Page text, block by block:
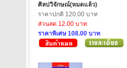
ศิลปวิจักษณ์(หมดแล้ว)
ราคาปกติ 120.00 บาท
ส่วนลด 12.00 บาท
ราคาพิเศษ 108.00 บาท